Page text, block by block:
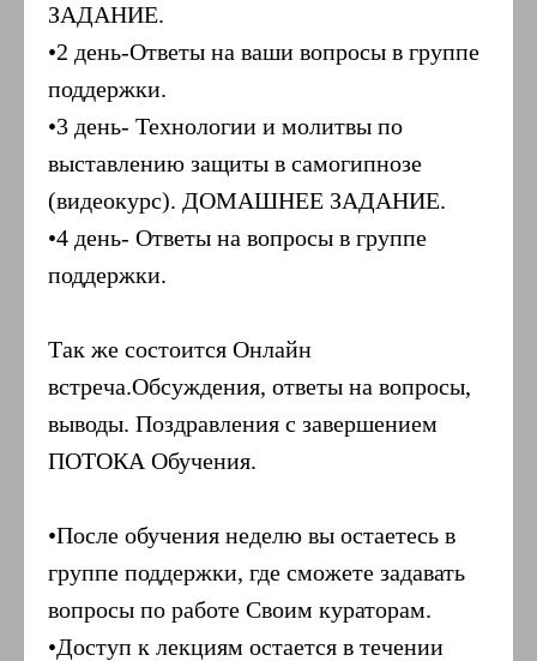
ЗАДАНИЕ.
•2 день-Ответы на ваши вопросы в группе
поддержки.
•3 день- Технологии и молитвы по
выставлению защиты в самогипнозе
(видеокурс). ДОМАШНЕЕ ЗАДАНИЕ.
•4 день- Ответы на вопросы в группе
поддержки.
Так же состоится Онлайн
встреча.Обсуждения, ответы на вопросы,
выводы. Поздравления с завершением
ПОТОКА Обучения.
•После обучения неделю вы остаетесь в
группе поддержки, где сможете задавать
вопросы по работе Своим кураторам.
•Доступ к лекциям остается в течении